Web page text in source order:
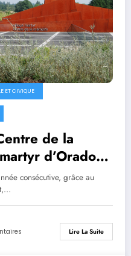
ET CIVIQUE
de la
d’Oradour-
consécutive, grâce au
Lire La Suite